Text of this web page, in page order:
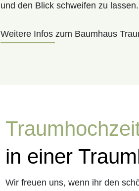
und den Blick schweifen zu lassen.
Weitere Infos zum Baumhaus
in einer
Wir freuen uns, wenn ihr den